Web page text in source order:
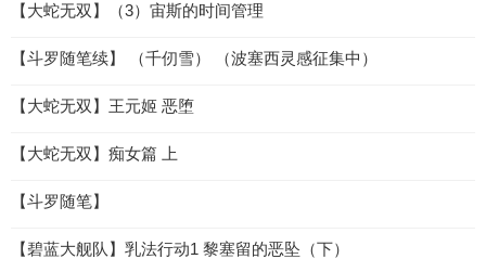
【大蛇无双】（3）宙斯的时间管理
【斗罗随笔续】 （千仞雪） （波塞西灵感征集中）
【大蛇无双】王元姬 恶堕
【大蛇无双】痴女篇 上
【斗罗随笔】
【碧蓝大舰队】乳法行动1 黎塞留的恶坠（下）